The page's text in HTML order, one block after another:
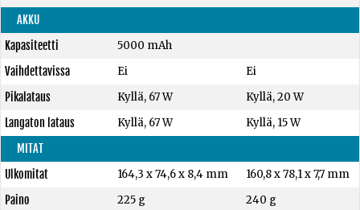
AKKU
Kapasiteetti
5000 mAh
Vaihdettavissa
Ei
Ei
Pikalataus
Kyllä, 67 W
Kyllä, 20 W
Langaton lataus
Kyllä, 67 W
Kyllä, 15 W
MITAT
Ulkomitat
164,3 x 74,6 x 8,4 mm
160,8 x 78,1 x 7,7 mm
Paino
225 g
240 g